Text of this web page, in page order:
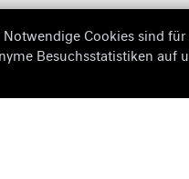
Cookies sind
Besuchsstatistiken auf